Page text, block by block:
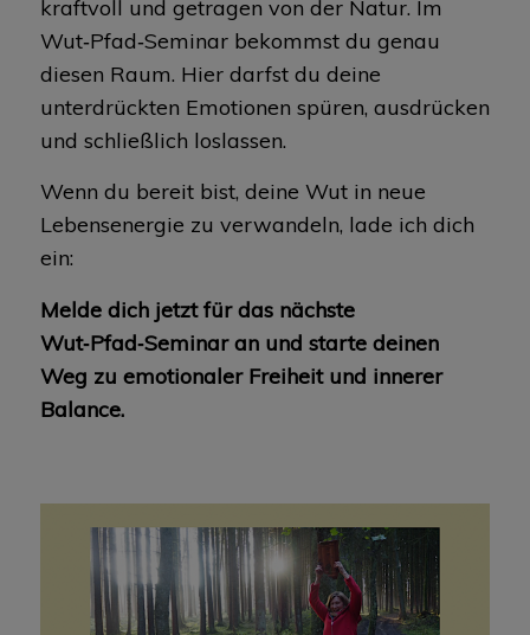
kraftvoll und getragen von der Natur. Im
Wut‑Pfad‑Seminar bekommst du genau
diesen Raum. Hier darfst du deine
unterdrückten Emotionen spüren, ausdrücken
und schließlich loslassen.
Wenn du bereit bist, deine Wut in neue
Lebensenergie zu verwandeln, lade ich dich
ein:
Melde dich jetzt für das nächste
Wut‑Pfad‑Seminar an und starte deinen
Weg zu emotionaler Freiheit und innerer
Balance.